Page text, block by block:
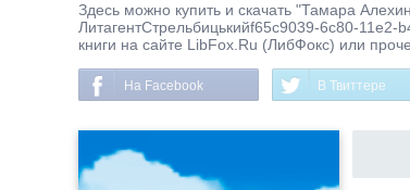
Здесь можно купить и скачать "Тамара
ЛитагентСтрельбицькийf65c9039-6c80-
книги на сайте LibFox.Ru (ЛибФокс) или
На Facebook В Твиттере